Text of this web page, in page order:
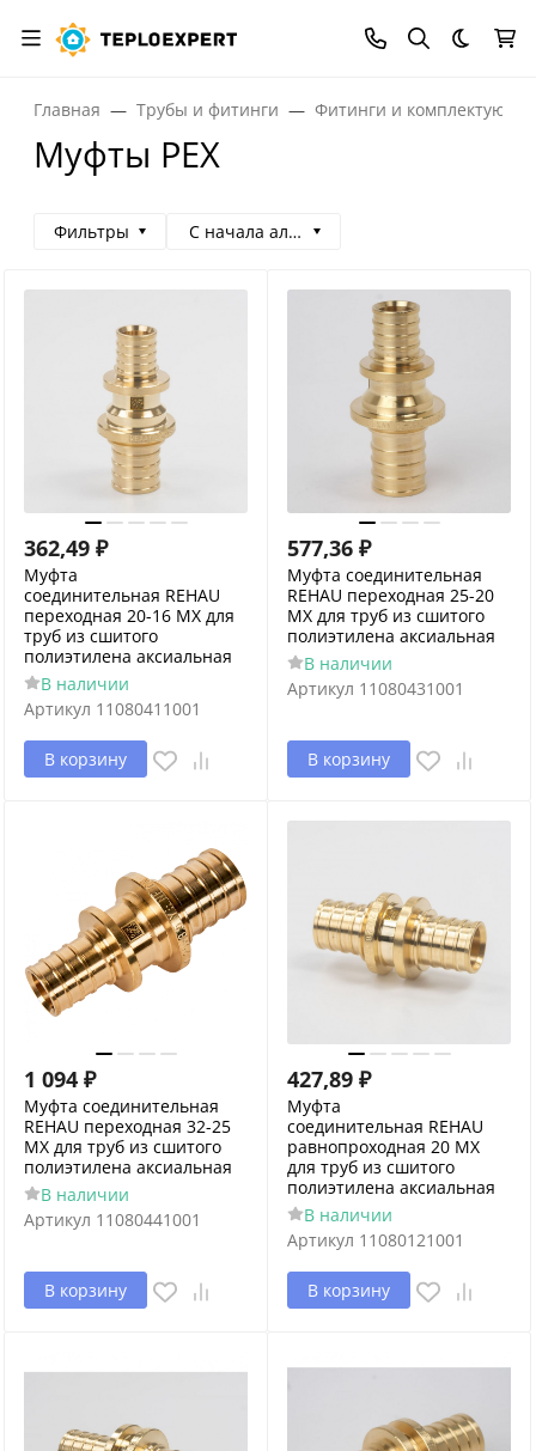
Темная
Главная Трубы и фитинги Фитинги и
Муфты PEX
Фильтры С начала алфавита
362,49 ₽
Муфта
соединительная REHAU
переходная 20-16 MX для
труб из сшитого
полиэтилена аксиальная
В наличии
Артикул 11080411001
В корзину
577,36 ₽
Муфта соединительная
REHAU переходная 25-20
MX для труб из сшитого
полиэтилена аксиальная
В наличии
Артикул 11080431001
В корзину
1 094 ₽
Муфта соединительная
REHAU переходная 32-25
MX для труб из сшитого
полиэтилена аксиальная
В наличии
Артикул 11080441001
В корзину
427,89 ₽
Муфта
соединительная REHAU
равнопроходная 20 MX
для труб из сшитого
полиэтилена аксиальная
В наличии
Артикул 11080121001
В корзину